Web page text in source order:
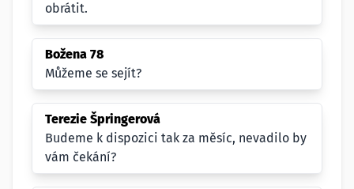
obrátit.
Božena 78
Můžeme se sejít?
Terezie Špringerová
Budeme k dispozici tak za měsíc, nevadilo by
vám čekání?